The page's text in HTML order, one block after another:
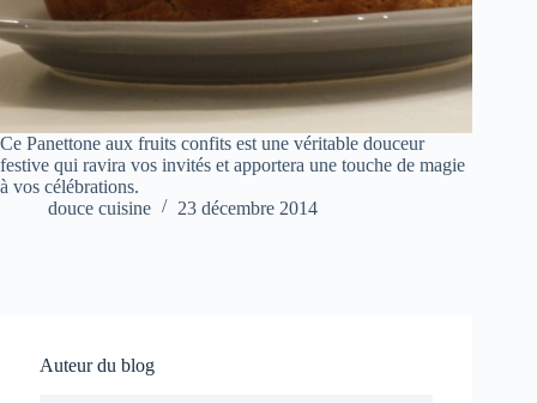
Ce Panettone aux fruits confits est une véritable douceur
festive qui ravira vos invités et apportera une touche de magie
à vos célébrations.
douce cuisine
23 décembre 2014
Auteur du blog